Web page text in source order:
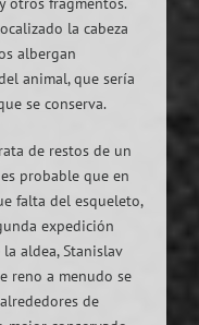
la cabeza
albergan
animal, que sería
se conserva.
de restos de un
probable que en
falta del esqueleto,
expedición
aldea, Stanislav
reno a menudo se
de